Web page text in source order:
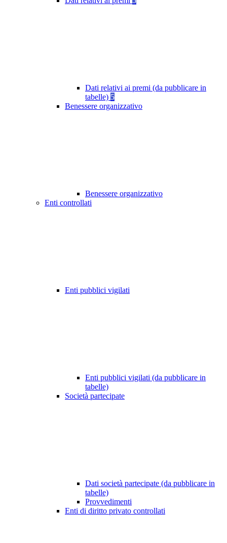
Dati relativi ai premi (da pubblicare in
tabelle) 5
Benessere organizzativo
Benessere organizzativo
Enti controllati
Enti pubblici vigilati
Enti pubblici vigilati (da pubblicare in
tabelle)
Società partecipate
Dati società partecipate (da pubblicare in
tabelle)
Provvedimenti
Enti di diritto privato controllati